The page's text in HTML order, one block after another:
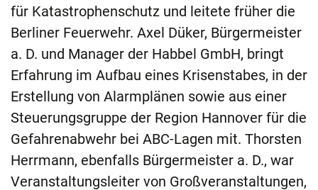
für Katastrophenschutz und leitete früher die
Berliner Feuerwehr. Axel Düker, Bürgermeister
a. D. und Manager der Habbel GmbH, bringt
Erfahrung im Aufbau eines Krisenstabes, in der
Erstellung von Alarmplänen sowie aus einer
Steuerungsgruppe der Region Hannover für die
Gefahrenabwehr bei ABC-Lagen mit. Thorsten
Herrmann, ebenfalls Bürgermeister a. D., war
Veranstaltungsleiter von Großveranstaltungen,